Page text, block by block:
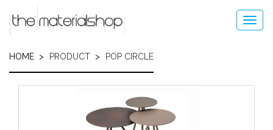
HOME PRODUCT POP CIRCLE